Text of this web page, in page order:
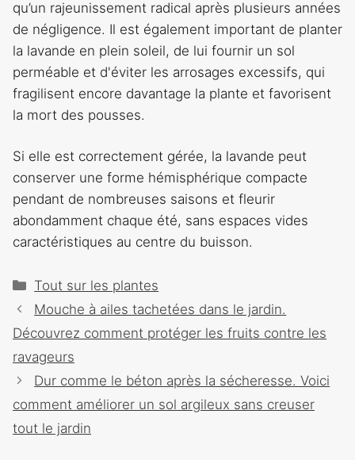
qu’un rajeunissement radical après plusieurs années
de négligence. Il est également important de planter
la lavande en plein soleil, de lui fournir un sol
perméable et d'éviter les arrosages excessifs, qui
fragilisent encore davantage la plante et favorisent
la mort des pousses.
Si elle est correctement gérée, la lavande peut
conserver une forme hémisphérique compacte
pendant de nombreuses saisons et fleurir
abondamment chaque été, sans espaces vides
caractéristiques au centre du buisson.
Catégories
Tout sur les plantes
Navigation
des
Mouche à ailes tachetées dans le jardin.
Découvrez comment protéger les fruits contre les
ravageurs
Dur comme le béton après la sécheresse. Voici
comment améliorer un sol argileux sans creuser
tout le jardin